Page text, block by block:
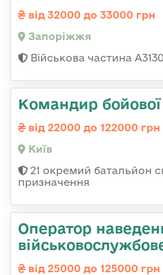
від 32000 до 33000 грн
Запоріжжя
Військова частина А3130
Командир
від 22000 до 122000 грн
Київ
21 окремий батальйон
призначення
Оператор
від 25000 до 125000 грн